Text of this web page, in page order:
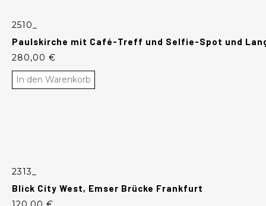
2510_
Paulskirche mit Café-Treff und Selfie-Spot und
280,00 €
In den Warenkorb
2313_
Blick City West, Emser Brücke Frankfurt